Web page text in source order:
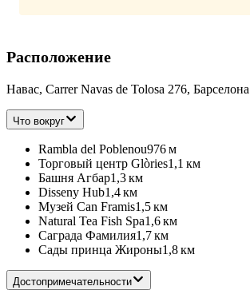
Расположение
Навас, Carrer Navas de Tolosa 276, Барселона
Что вокруг
Rambla del Poblenou976 м
Торговый центр Glòries1,1 км
Башня Агбар1,3 км
Disseny Hub1,4 км
Музей Can Framis1,5 км
Natural Tea Fish Spa1,6 км
Саграда Фамилия1,7 км
Сады принца Жироны1,8 км
Достопримечательности